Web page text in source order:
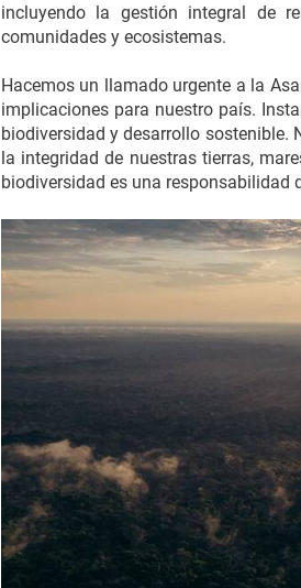
incluyendo la gestión integral de
comunidades y ecosistemas.
Hacemos un llamado urgente a la
implicaciones para nuestro país.
biodiversidad y desarrollo sostenible.
la integridad de nuestras tierras,
biodiversidad es una responsabilidad